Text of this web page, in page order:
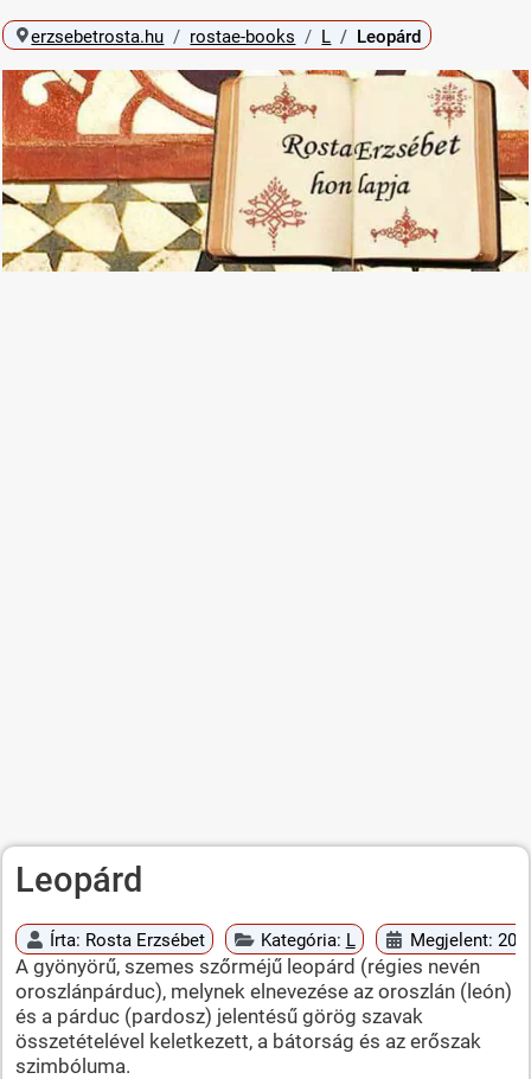
erzsebetrosta.hu rostae-books L Leopárd
Leopárd
Írta: Rosta Erzsébet Kategória: L Megjelent:
A gyönyörű, szemes szőrméjű leopárd (régies nevén
oroszlánpárduc), melynek elnevezése az oroszlán (león)
és a párduc (pardosz) jelentésű görög szavak
összetételével keletkezett, a bátorság és az erőszak
szimbóluma.